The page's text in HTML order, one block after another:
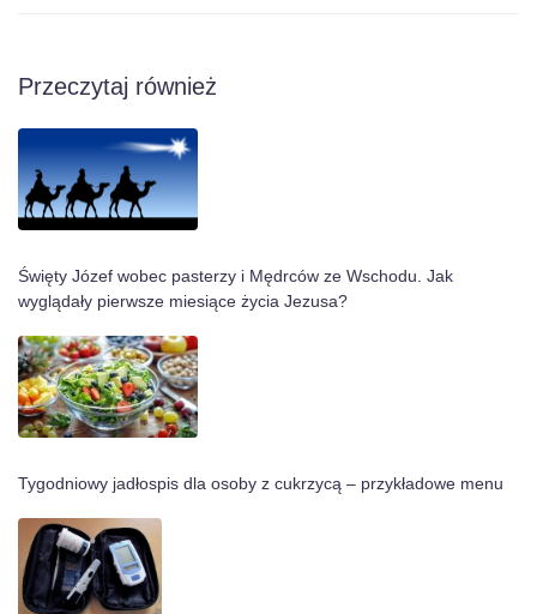
Przeczytaj również
Święty Józef wobec pasterzy i Mędrców ze Wschodu. Jak
wyglądały pierwsze miesiące życia Jezusa?
Tygodniowy jadłospis dla osoby z cukrzycą – przykładowe menu